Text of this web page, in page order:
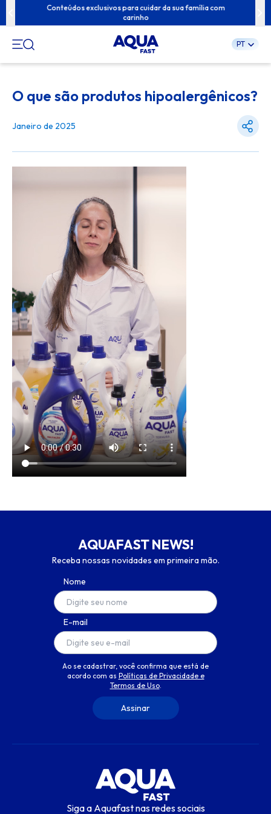
Conteúdos exclusivos para cuidar da sua família com
carinho
PT
O que são produtos hipoalergênicos?
Janeiro de 2025
AQUAFAST NEWS!
Receba nossas novidades em primeira mão.
Nome
E-mail
Ao se cadastrar, você confirma que está de
acordo com as Políticas de Privacidade e
Termos de Uso.
Siga a Aquafast nas redes sociais